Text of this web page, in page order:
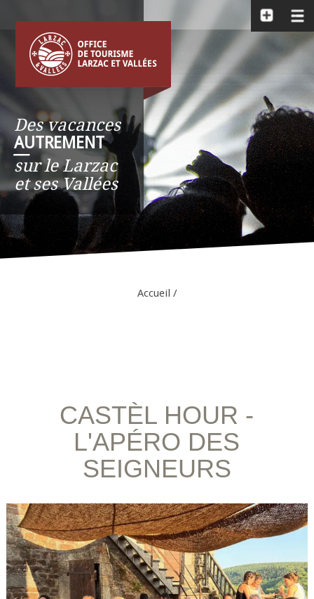
Des vacances
AUTREMENT
__
sur le Larzac
et ses Vallées
Accueil /
CASTÈL HOUR -
L'APÉRO DES
SEIGNEURS